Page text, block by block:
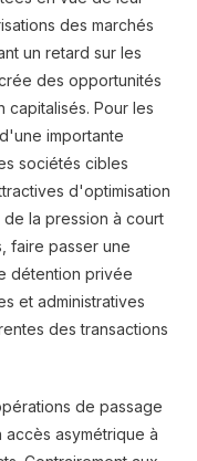
des marchés
un retard sur les
des opportunités
Pour les
importante
sociétés cibles
d'optimisation
la pression à court
faire passer une
détention privée
et administratives
des transactions
de passage
asymétrique à